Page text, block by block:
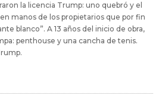
la licencia Trump: uno quebró y el
manos de los propietarios que por fin
blanco”. A 13 años del inicio de obra,
penthouse y una cancha de tenis.